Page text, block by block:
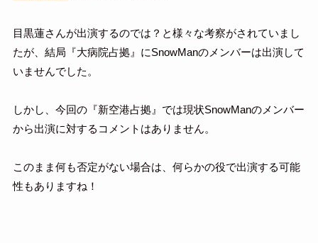
目黒蓮さんが出演するのでは？と様々な考察がされていまし
たが、結局『大病院占拠』にSnowManのメンバーは出演して
いませんでした。
しかし、今回の『新空港占拠』では現状SnowManのメンバー
から出演に対するコメントはありません。
このまま何も否定がない場合は、何らかの役で出演する可能
性もありますね！